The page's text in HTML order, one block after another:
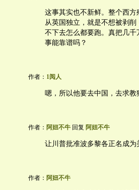
这事其实也不新鲜。整个西
从英国独立，就是不想被剥
不下去怎么都要跑。真把几
事能靠谱吗？
作者： 1阅人
嗯，所以他要去中国，去求
作者： 阿妞不牛 回复 阿妞不牛
让川普批准波多黎各正名成为
作者： 阿妞不牛